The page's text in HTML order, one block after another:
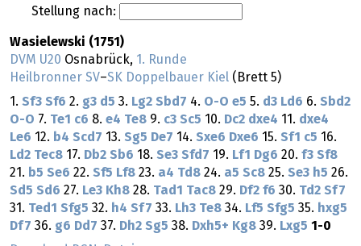
Stellung nach:
Wasielewski (1751)
DVM U20 Osnabrück, 1. Runde
Heilbronner SV–SK Doppelbauer Kiel (Brett 5)
1. Sf3 Sf6 2. g3 d5 3. Lg2 Sbd7 4. O-O e5 5. d3 Ld6 6. Sbd2
O-O 7. Te1 c6 8. e4 Te8 9. c3 Sc5 10. Dc2 dxe4 11. dxe4
Le6 12. b4 Scd7 13. Sg5 De7 14. Sxe6 Dxe6 15. Sf1 c5 16.
Ld2 Tec8 17. Db2 Sb6 18. Se3 Sfd7 19. Lf1 Dg6 20. f3 Sf8
21. b5 Se6 22. Sf5 Lf8 23. a4 Td8 24. a5 Sc8 25. Se3 h5 26.
Sd5 Sd6 27. Le3 Kh8 28. Tad1 Tac8 29. Df2 f6 30. Td2 Sf7
31. Ted1 Sfg5 32. h4 Sf7 33. Lh3 Te8 34. Lf5 Sfg5 35. hxg5
Df7 36. g6 Dd7 37. Dh2 Sg5 38. Dxh5+ Kg8 39. Lxg5 1-0